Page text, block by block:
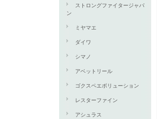
ストロングファイタージャパ
ン
ミヤマエ
ダイワ
シマノ
アベットリール
ゴクスペエボリューション
レスターファイン
アシュラス